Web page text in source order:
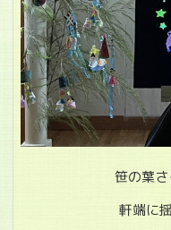
笹の葉さ
軒端に